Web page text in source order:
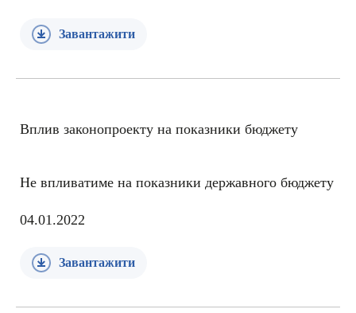
Завантажити
Вплив законопроекту на показники бюджету
Не впливатиме на показники державного бюджету
04.01.2022
Завантажити